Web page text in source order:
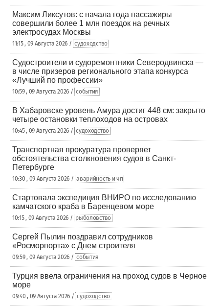
Максим Ликсутов: с начала года пассажиры
совершили более 1 млн поездок на речных
электросудах Москвы
11:15 , 09 Августа 2026 / судоходство
Судостроители и судоремонтники Северодвинска —
в числе призеров регионального этапа конкурса
«Лучший по профессии»
10:59 , 09 Августа 2026 / события
В Хабаровске уровень Амура достиг 448 см: закрыто
четыре остановки теплоходов на островах
10:45 , 09 Августа 2026 / судоходство
Транспортная прокуратура проверяет
обстоятельства столкновения судов в Санкт-
Петербурге
10:30 , 09 Августа 2026 / аварийность и чп
Стартовала экспедиция ВНИРО по исследованию
камчатского краба в Баренцевом море
10:15 , 09 Августа 2026 / рыболовство
Сергей Пылин поздравил сотрудников
«Росморпорта» с Днем строителя
09:59 , 09 Августа 2026 / события
Турция ввела ограничения на проход судов в Черное
море
09:40 , 09 Августа 2026 / судоходство